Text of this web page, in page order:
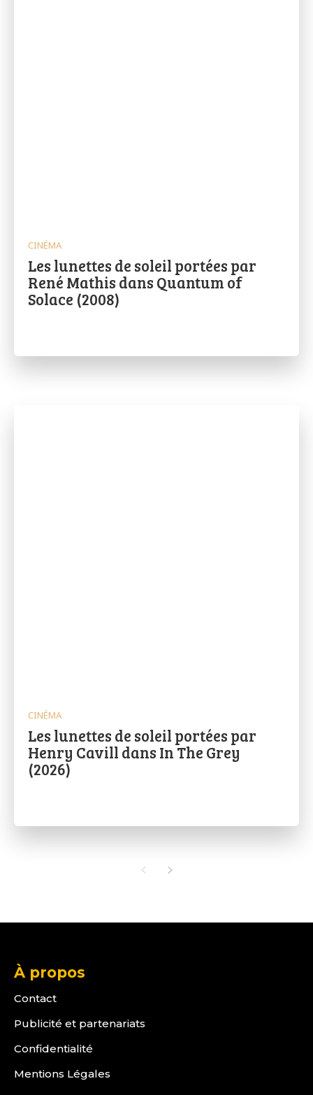
CINÉMA
Les lunettes de soleil portées par
René Mathis dans Quantum of
Solace (2008)
CINÉMA
Les lunettes de soleil portées par
Henry Cavill dans In The Grey
(2026)
À propos
Contact
Publicité et partenariats
Confidentialité
Mentions Légales